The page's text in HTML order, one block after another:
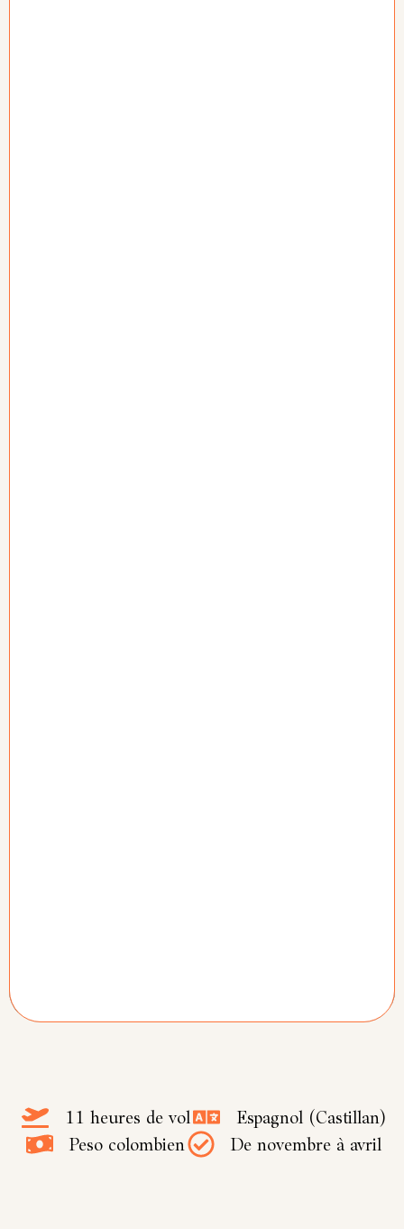
11 heures de vol
Espagnol (Castillan)
Peso colombien
De novembre à avril